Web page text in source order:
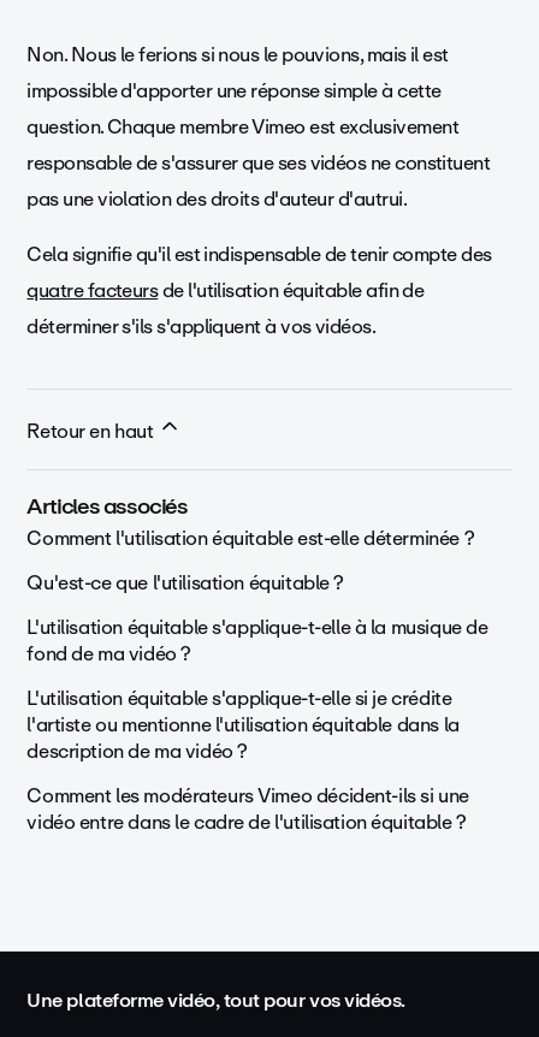
Non. Nous le ferions si nous le pouvions, mais il est
impossible d'apporter une réponse simple à cette
question. Chaque membre Vimeo est exclusivement
responsable de s'assurer que ses vidéos ne constituent
pas une violation des droits d'auteur d'autrui.
Cela signifie qu'il est indispensable de tenir compte des
quatre facteursde l'utilisation équitable afin de
déterminer s'ils s'appliquent à vos vidéos.
Retour en haut
Articles associés
Comment l'utilisation équitable est-elle déterminée ?
Qu'est-ce que l'utilisation équitable ?
L'utilisation équitable s'applique-t-elle à la musique de
fond de ma vidéo ?
L'utilisation équitable s'applique-t-elle si je crédite
l'artiste ou mentionne l'utilisation équitable dans la
description de ma vidéo ?
Comment les modérateurs Vimeo décident-ils si une
vidéo entre dans le cadre de l'utilisation équitable ?
Une plateforme vidéo, tout pour vos vidéos.